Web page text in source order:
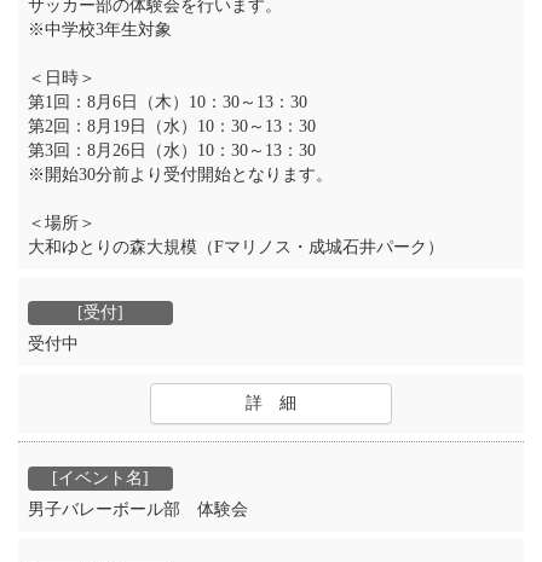
サッカー部の体験会を行います。
※中学校3年生対象
＜日時＞
第1回：8月6日（木）10：30～13：30
第2回：8月19日（水）10：30～13：30
第3回：8月26日（水）10：30～13：30
※開始30分前より受付開始となります。
＜場所＞
大和ゆとりの森大規模（Fマリノス・成城石井パーク）
受付中
詳 細
男子バレーボール部 体験会